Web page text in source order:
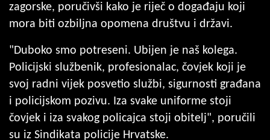
zagorske, poručivši kako je riječ o događaju koji
mora biti ozbiljna opomena društvu i državi.
"Duboko smo potreseni. Ubijen je naš kolega.
Policijski službenik, profesionalac, čovjek koji je
svoj radni vijek posvetio službi, sigurnosti građana
i policijskom pozivu. Iza svake uniforme stoji
čovjek i iza svakog policajca stoji obitelj", poručili
su iz Sindikata policije Hrvatske.